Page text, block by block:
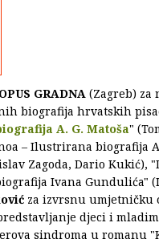
OPUS GRADNA (Zagreb) za
biografija hrvatskih
A. G. Matoša"
– Ilustrirana biografija
Zagoda, Dario Kukić),
Ivana Gundulića"
za izvrsnu umjetničku
djeci i
sindroma u romanu